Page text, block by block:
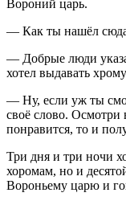
Вороний царь.
— Как ты нашёл
— Добрые люди
хотел выдавать
— Ну, если уж ты
своё слово. Осмотри
понравится, то и
Три дня и три ночи
хоромам, но и
Вороньему царю и